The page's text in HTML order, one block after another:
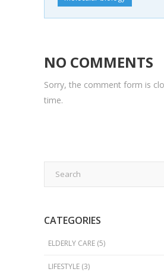
NO COMMENTS
Sorry, the comment form is
time.
CATEGORIES
ELDERLY CARE (5)
LIFESTYLE (3)